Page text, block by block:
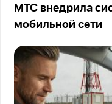
МТС внедрила
мобильной сети